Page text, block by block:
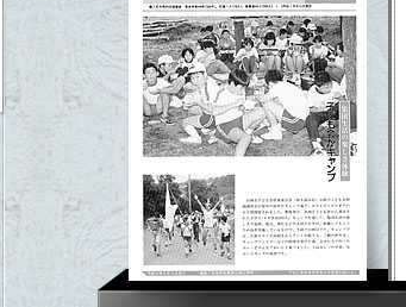
2007年（平成19年）以降はこちら